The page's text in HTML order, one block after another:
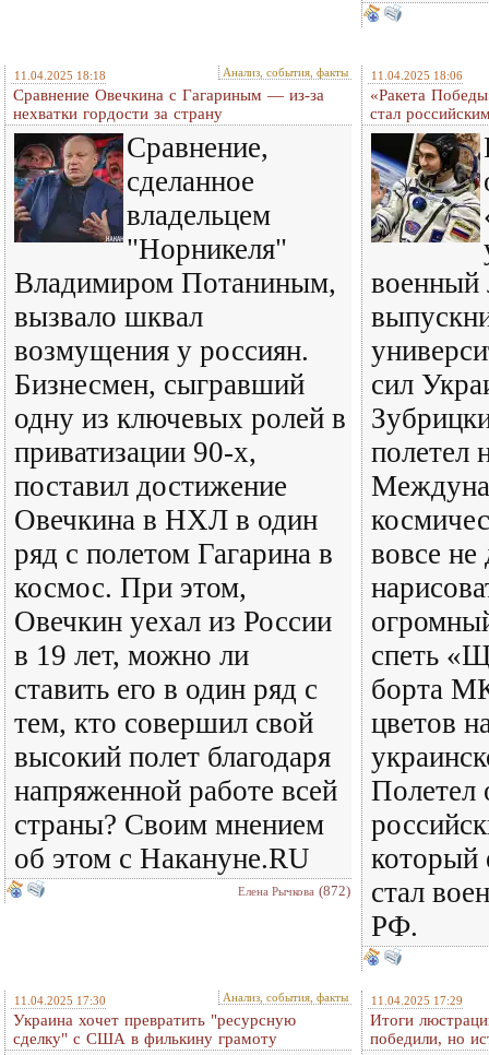
11.04.2025 18:18 Анализ, события, факты
Сравнение Овечкина с Гагариным — из-за
нехватки гордости за страну
Сравнение,
сделанное
владельцем
"Норникеля"
Владимиром Потаниным,
вызвало шквал
возмущения у россиян.
Бизнесмен, сыгравший
одну из ключевых ролей в
приватизации 90-х,
поставил достижение
Овечкина в НХЛ в один
ряд с полетом Гагарина в
космос. При этом,
Овечкин уехал из России
в 19 лет, можно ли
ставить его в один ряд с
тем, кто совершил свой
высокий полет благодаря
напряженной работе всей
страны? Своим мнением
об этом с Накануне.RU
Елена Рычкова (872)
11.04.2025 18:06
«Ракета
стал
военный
сил
полетел
вовсе не
спеть
борта
цветов
Полетел
который
стал
РФ.
11.04.2025 17:30 Анализ, события, факты
Украина хочет превратить "ресурсную
сделку" с США в филькину грамоту
11.04.2025 17:29
Итоги
победили, но